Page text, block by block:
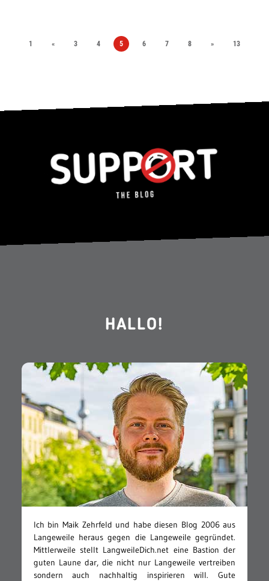
1 « 3 4 5 6 7 8 » 13
HALLO!
Ich bin Maik Zehrfeld und habe diesen Blog 2006 aus
Langeweile heraus gegen die Langeweile gegründet.
Mittlerweile stellt LangweileDich.net eine Bastion der
guten Laune dar, die nicht nur Langeweile vertreiben
sondern auch nachhaltig inspirieren will. Gute